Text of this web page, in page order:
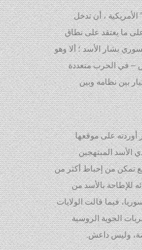
، أن تدخل
على نطاق
الأسد ؛ ألا وهو
متعددة
نظامه وبين
على موقعها
المبتهجين
إحباط أكثر من
بالأسد من
قالت الولايات
الروسية
داعش.